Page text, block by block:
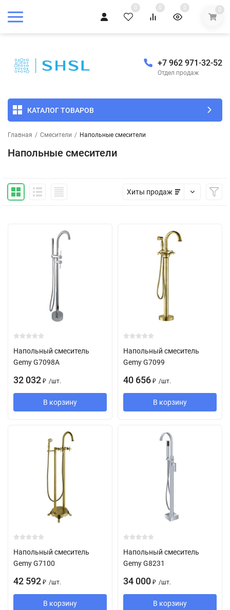
0 0 0 0
+7 962 971-32-52
Отдел продаж
КАТАЛОГ ТОВАРОВ
Главная / Смесители / Напольные смесители
Напольные смесители
Хиты продаж
Напольный смеситель
Gemy G7098A
32 032 ₽ /шт.
В корзину
Напольный смеситель
Gemy G7099
40 656 ₽ /шт.
В корзину
Напольный смеситель
Gemy G7100
42 592 ₽ /шт.
В корзину
Напольный смеситель
Gemy G8231
34 000 ₽ /шт.
В корзину